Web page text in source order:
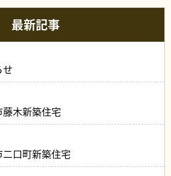
最新記事
せ
木新築住宅
口町新築住宅